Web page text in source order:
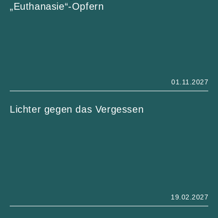
„Euthanasie“-Opfern
01.11.2027
Lichter gegen das Vergessen
19.02.2027